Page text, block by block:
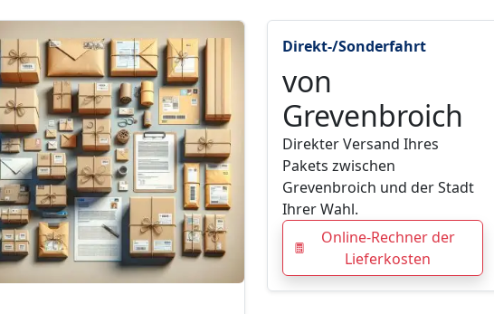
Direkt-/Sonderfahrt
von
Grevenbroich
Direkter Versand Ihres
Pakets zwischen
Grevenbroich und der Stadt
Ihrer Wahl.
Online-Rechner der
Lieferkosten